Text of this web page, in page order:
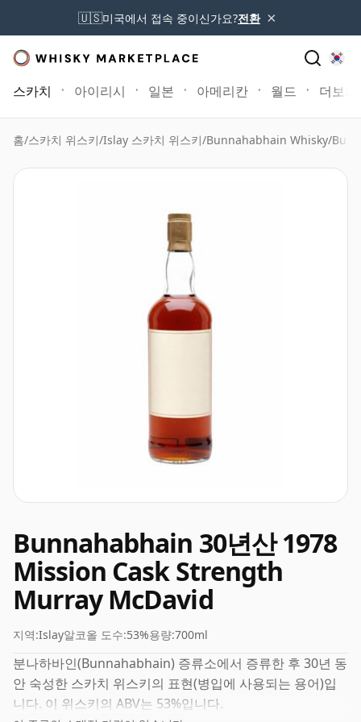
🇺🇸미국에서 접속 중이신가요?전환 ×
스카치 아이리시 일본 아메리칸 월드 더보기
홈/스카치 위스키/Islay 스카치 위스키/Bunnahabhain Whisky/
Bunnahabhain 30년산 1978
Mission Cask Strength
Murray McDavid
지역:Islay알코올 도수:53%용량:700ml
분나하바인(Bunnahabhain) 증류소에서 증류한 후 30년 동
안 숙성한 스카치 위스키의 표현(병입에 사용되는 용어)입
니다. 이 위스키의 ABV는 53%입니다.